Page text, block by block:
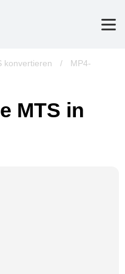
konvertieren /
MP4-
MTS in